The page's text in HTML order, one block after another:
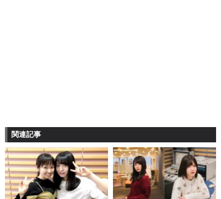
関連記事